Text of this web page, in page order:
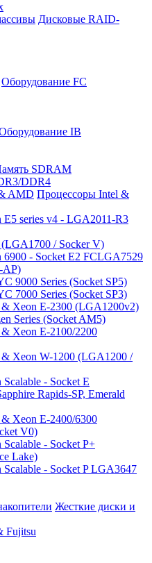
Дисковые RAID-
Оборудование FC
IB
SDRAM
DDR4
Процессоры Intel &
series v4 - LGA2011-R3
/ Socker V)
6900 - Socket E2 FCLGA7529
AP)
9000 Series (Socket SP5)
7000 Series (Socket SP3)
Xeon E-2300 (LGA1200v2)
Series (Socket AM5)
Xeon E-2100/2200
Xeon W-1200 (LGA1200 /
- Socket E
Rapids-SP, Emerald
Xeon E-2400/6300
V0)
- Socket P+
Lake)
- Socket P LGA3647
Жесткие диски и
Fujitsu